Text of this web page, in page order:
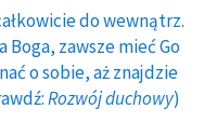
do wewnątrz.
zawsze mieć Go
o sobie, aż znajdzie
Rozwój duchowy)